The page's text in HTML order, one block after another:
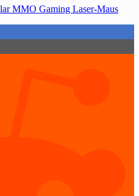
MMO Gaming Laser-Maus